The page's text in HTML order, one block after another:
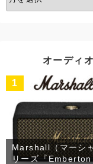
ー
オーディ
1
Marshall（マーシ
リーズ『